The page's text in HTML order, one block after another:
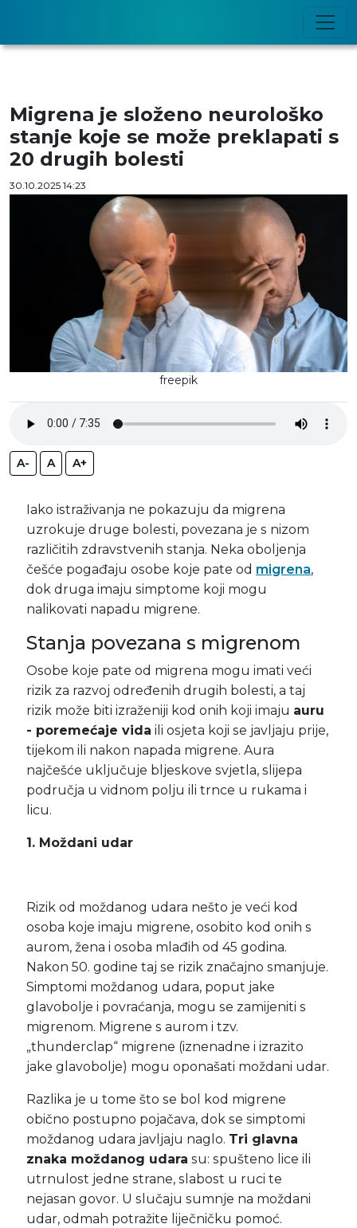
Migrena je složeno neurološko
stanje koje se može preklapati s
20 drugih bolesti
30.10.2025 14:23
freepik
A- A A+
Iako istraživanja ne pokazuju da migrena
uzrokuje druge bolesti, povezana je s nizom
različitih zdravstvenih stanja. Neka oboljenja
češće pogađaju osobe koje pate od migrena,
dok druga imaju simptome koji mogu
nalikovati napadu migrene.
Stanja povezana s migrenom
Osobe koje pate od migrena mogu imati veći
rizik za razvoj određenih drugih bolesti, a taj
rizik može biti izraženiji kod onih koji imaju auru
- poremećaje vida ili osjeta koji se javljaju prije,
tijekom ili nakon napada migrene. Aura
najčešće uključuje bljeskove svjetla, slijepa
područja u vidnom polju ili trnce u rukama i
licu.
1. Moždani udar
Rizik od moždanog udara nešto je veći kod
osoba koje imaju migrene, osobito kod onih s
aurom, žena i osoba mlađih od 45 godina.
Nakon 50. godine taj se rizik značajno smanjuje.
Simptomi moždanog udara, poput jake
glavobolje i povraćanja, mogu se zamijeniti s
migrenom. Migrene s aurom i tzv.
„thunderclap“ migrene (iznenadne i izrazito
jake glavobolje) mogu oponašati moždani udar.
Razlika je u tome što se bol kod migrene
obično postupno pojačava, dok se simptomi
moždanog udara javljaju naglo. Tri glavna
znaka moždanog udara su: spušteno lice ili
utrnulost jedne strane, slabost u ruci te
nejasan govor. U slučaju sumnje na moždani
udar, odmah potražite liječničku pomoć.